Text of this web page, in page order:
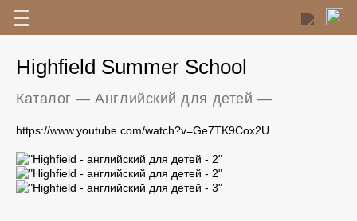
Highfield Summer School
Каталог —Английский для детей —
https://www.youtube.com/watch?v=Ge7TK9Cox2U